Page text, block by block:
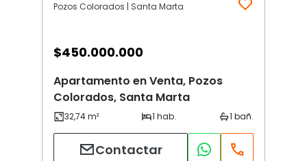
Pozos Colorados | Santa Marta
$450.000.000
Apartamento en Venta, Pozos
Colorados, Santa Marta
Contactar